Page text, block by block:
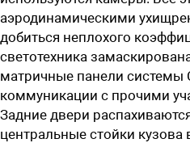
аэродинамическими
добиться неплохого
светотехника
матричные панели системы
коммуникации с прочими
Задние двери
центральные стойки кузова